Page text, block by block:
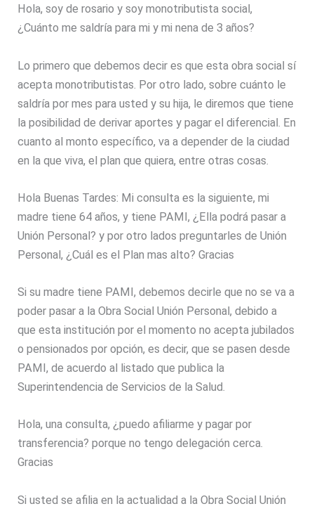
Hola, soy de rosario y soy monotributista social,
¿Cuánto me saldría para mi y mi nena de 3 años?
Lo primero que debemos decir es que esta obra social sí
acepta monotributistas. Por otro lado, sobre cuánto le
saldría por mes para usted y su hija, le diremos que tiene
la posibilidad de derivar aportes y pagar el diferencial. En
cuanto al monto específico, va a depender de la ciudad
en la que viva, el plan que quiera, entre otras cosas.
Hola Buenas Tardes: Mi consulta es la siguiente, mi
madre tiene 64 años, y tiene PAMI, ¿Ella podrá pasar a
Unión Personal? y por otro lados preguntarles de Unión
Personal, ¿Cuál es el Plan mas alto? Gracias
Si su madre tiene PAMI, debemos decirle que no se va a
poder pasar a la Obra Social Unión Personal, debido a
que esta institución por el momento no acepta jubilados
o pensionados por opción, es decir, que se pasen desde
PAMI, de acuerdo al listado que publica la
Superintendencia de Servicios de la Salud.
Hola, una consulta, ¿puedo afiliarme y pagar por
transferencia? porque no tengo delegación cerca.
Gracias
Si usted se afilia en la actualidad a la Obra Social Unión